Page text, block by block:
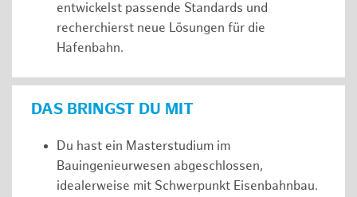
entwickelst passende Standards und
recherchierst neue Lösungen für die
Hafenbahn.
DAS BRINGST DU MIT
Du hast ein Masterstudium im
Bauingenieurwesen abgeschlossen,
idealerweise mit Schwerpunkt Eisenbahnbau.